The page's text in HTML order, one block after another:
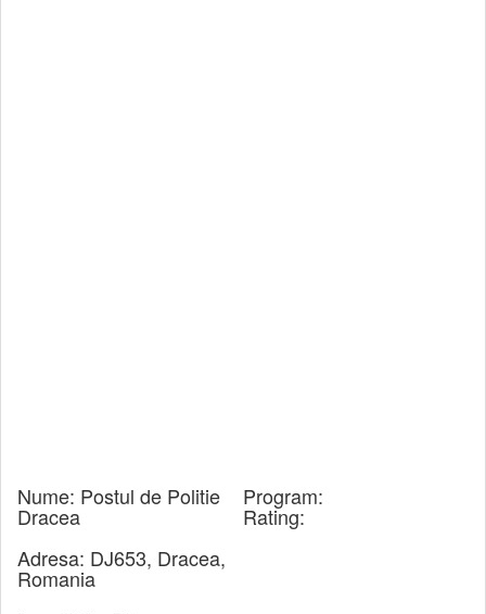
Nume: Postul de Politie
Dracea
Adresa: DJ653, Dracea,
Romania
Program:
Rating: